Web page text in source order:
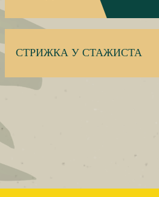
СТРИЖКА У СТАЖИСТА